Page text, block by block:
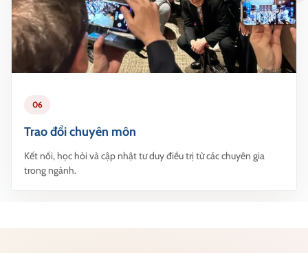
06
Trao đổi chuyên môn
Kết nối, học hỏi và cập nhật tư duy điều trị từ các chuyên gia
trong ngành.